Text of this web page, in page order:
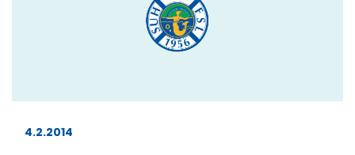
4.2.2014